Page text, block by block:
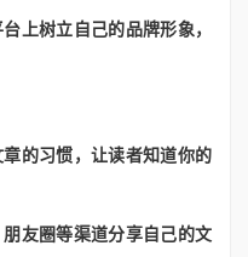
上树立自己的品牌形象，
的习惯，让读者知道你的
友圈等渠道分享自己的文